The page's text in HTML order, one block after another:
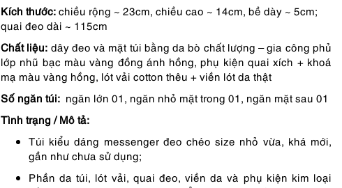
là:
tại
3,465,000 ₫.
Kích thước: chiều rộng ~ 23cm, chiều cao ~ 14cm, bề dày ~ 5cm;
quai đeo dài ~ 115cm
Chất liệu: dây đeo và mặt túi bằng da bò chất lượng – gia công phủ
lớp nhũ bạc màu vàng đồng ánh hồng, phụ kiện quai xích + khoá
mạ màu vàng hồng, lót vải cotton thêu + viền lót da thật
Số ngăn túi: ngăn lớn 01, ngăn nhỏ mặt trong 01, ngăn mặt sau 01
Tình trạng / Mô tả:
Túi kiểu dáng messenger đeo chéo size nhỏ vừa, khá mới,
gần như chưa sử dụng;
Phần da túi, lót vải, quai đeo, viền da và phụ kiện kim loại